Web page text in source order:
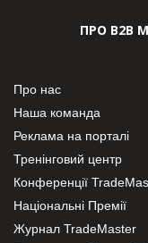
ПРО В2В
Про нас
Наша команда
Реклама на порталі
Тренінговий центр
Конференції
Національні Премії
Журнал TradeMaster